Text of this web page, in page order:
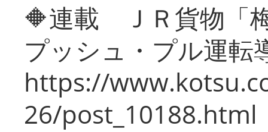
🔶連載 ＪＲ貨物「
プッシュ・プル運転
https://
26/post_10188.html